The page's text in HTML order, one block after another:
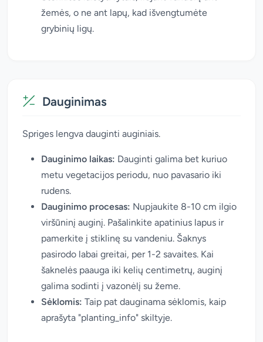
žemės, o ne ant lapų, kad išvengtumėte
grybinių ligų.
Dauginimas
Spriges lengva dauginti auginiais.
Dauginimo laikas: Dauginti galima bet kuriuo
metu vegetacijos periodu, nuo pavasario iki
rudens.
Dauginimo procesas: Nupjaukite 8-10 cm ilgio
viršūninį auginį. Pašalinkite apatinius lapus ir
pamerkite į stiklinę su vandeniu. Šaknys
pasirodo labai greitai, per 1-2 savaites. Kai
šaknelės paauga iki kelių centimetrų, auginį
galima sodinti į vazonėlį su žeme.
Sėklomis: Taip pat dauginama sėklomis, kaip
aprašyta "planting_info" skiltyje.